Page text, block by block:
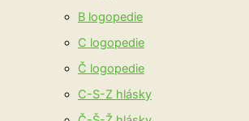
B logopedie
C logopedie
Č logopedie
C-S-Z hlásky